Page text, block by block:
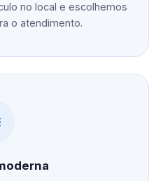
no local e escolhemos
o atendimento.